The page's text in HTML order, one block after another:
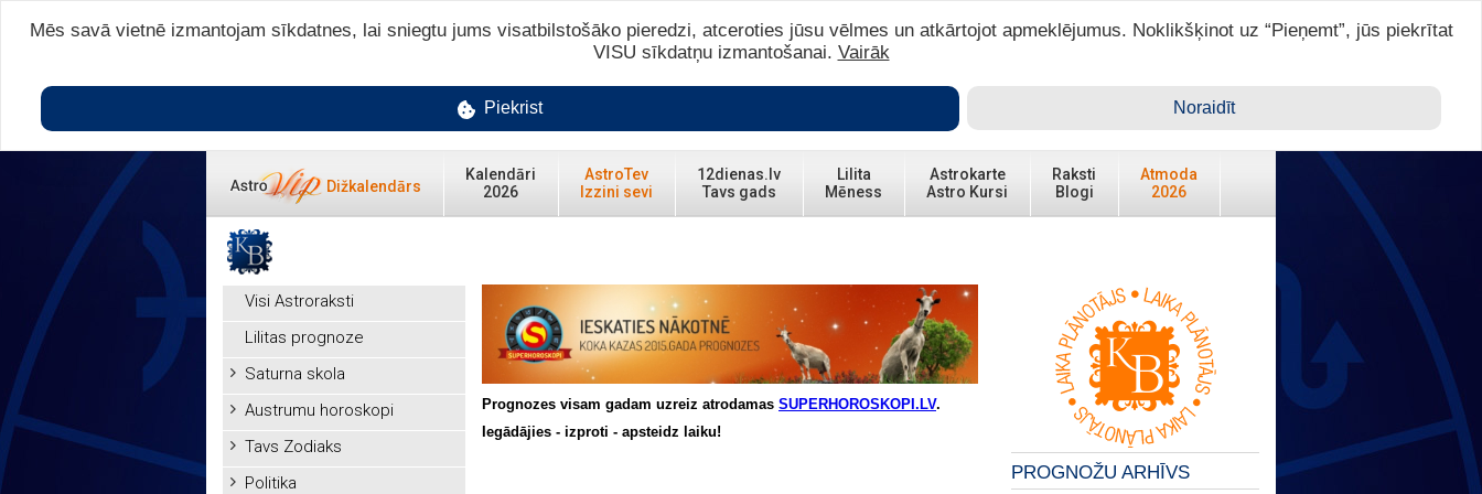
Ienākt ar ASTRO VIP >
Dižkalendārs
Kalendāri
2026
AstroTev
Izzini sevi
12dienas.lv
Tavs gads
Lilita
Mēness
Astrokarte
Astro Kursi
Raksti
Blogi
Atmoda
2026
Visi Astroraksti
Lilitas prognoze
Saturna skola
Austrumu horoskopi
Tavs Zodiaks
Politika
Prognozes visam gadam uzreiz atrodamas SUPERHOROSKOPI.LV.
Iegādājies - izproti - apsteidz laiku!
PROGNOŽU ARHĪVS
Mēs savā vietnē izmantojam sīkdatnes, lai sniegtu jums visatbilstošāko pieredzi, atceroties jūsu vēlmes un atkārtojot apmeklējumus. Noklikšķinot uz “Pieņemt”, jūs piekrītat
VISU sīkdatņu izmantošanai. Vairāk
Piekrist Noraidīt